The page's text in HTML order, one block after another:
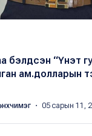
бэлдсэн “Үнэт
ам.долларын
・ 05 сарын 11,